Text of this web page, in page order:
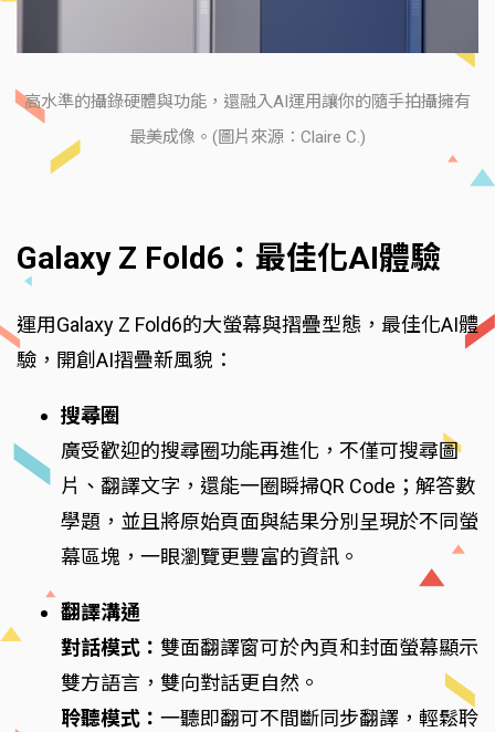
高水準的攝錄硬體與功能，還融入AI運用讓你的隨手拍攝擁有
最美成像。(圖片來源：Claire C.)
Galaxy Z Fold6：最佳化AI體驗
運用Galaxy Z Fold6的大螢幕與摺疊型態，最佳化AI體
驗，開創AI摺疊新風貌：
搜尋圈
廣受歡迎的搜尋圈功能再進化，不僅可搜尋圖
片、翻譯文字，還能一圈瞬掃QR Code；解答數
學題，並且將原始頁面與結果分別呈現於不同螢
幕區塊，一眼瀏覽更豐富的資訊。
翻譯溝通
對話模式： 雙面翻譯窗可於內頁和封面螢幕顯示
雙方語言，雙向對話更自然。
聆聽模式： 一聽即翻可不間斷同步翻譯，輕鬆聆